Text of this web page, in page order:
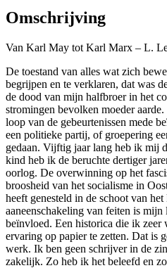
Omschrijving
Van Karl May tot Karl Marx – L.
De toestand van alles wat zich
begrijpen en te verklaren, dat was
de dood van mijn halfbroer in het
stromingen bevolken moeder
loop van de gebeurtenissen mede
een politieke partij, of groepering
gedaan. Vijftig jaar lang heb ik mij
kind heb ik de beruchte dertiger
oorlog. De overwinning op het
broosheid van het socialisme in
heeft genesteld in de schoot van
aaneenschakeling van feiten is mijn
beïnvloed. Een historica die ik zeer
ervaring op papier te zetten. Dat is
werk. Ik ben geen schrijver in de
zakelijk. Zo heb ik het beleefd en